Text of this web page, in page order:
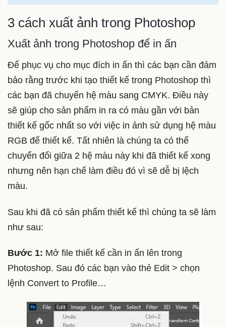
3 cách xuất ảnh trong Photoshop
Xuất ảnh trong Photoshop để in ấn
Để phục vụ cho mục đích in ấn thì các bạn cần đảm
bảo rằng trước khi tạo thiết kế trong Photoshop thì
các bạn đã chuyển hệ màu sang CMYK. Điều này
sẽ giúp cho sản phẩm in ra có màu gần với bản
thiết kế gốc nhất so với việc in ảnh sử dụng hệ màu
RGB để thiết kế. Tất nhiên là chúng ta có thể
chuyển đổi giữa 2 hệ màu này khi đã thiết kế xong
nhưng nên hạn chế làm điều đó vì sẽ dễ bị lệch
màu.
Sau khi đã có sản phẩm thiết kế thì chúng ta sẽ làm
như sau:
Bước 1: Mở file thiết kế cần in ấn lên trong
Photoshop. Sau đó các bạn vào thẻ Edit > chọn
lệnh Convert to Profile…